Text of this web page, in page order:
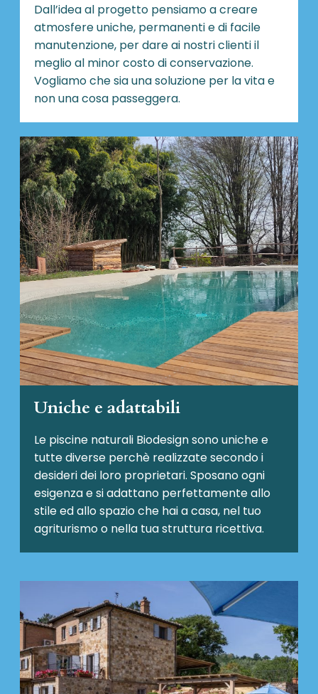
Dall’idea al progetto pensiamo a creare
atmosfere uniche, permanenti e di facile
manutenzione, per dare ai nostri clienti il
meglio al minor costo di conservazione.
Vogliamo che sia una soluzione per la vita e
non una cosa passeggera.
Uniche e adattabili
Le piscine naturali Biodesignsono uniche e
tutte diverse perchè realizzate secondo i
desideri dei loro proprietari. Sposano ogni
esigenza e si adattano perfettamente allo
stile ed allo spazio che hai a casa, nel tuo
agriturismo o nella tua struttura ricettiva.